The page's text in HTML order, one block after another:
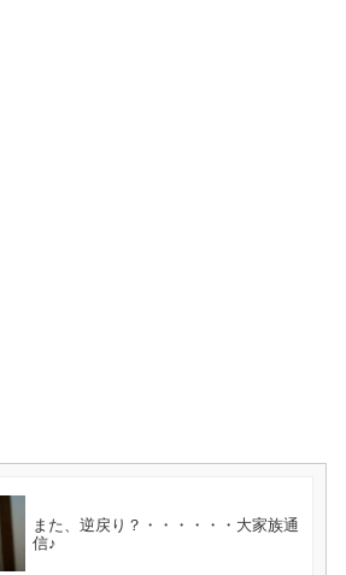
また、逆戻り？・・・・・・大家族通
信♪